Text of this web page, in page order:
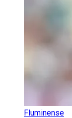
Fluminense